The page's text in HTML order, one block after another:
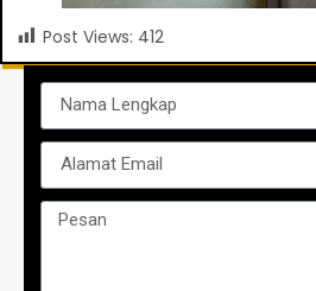
Post Views: 412